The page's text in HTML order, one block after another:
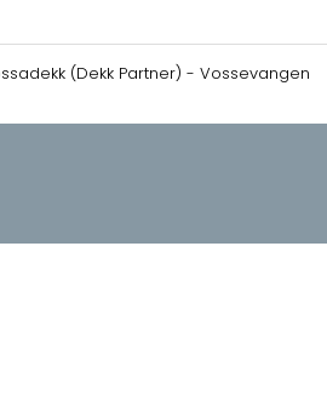
(Dekk Partner) - Vossevangen